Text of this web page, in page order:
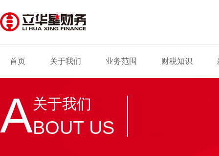
首页 关于我们 业务范围 财税知识
A关于我们
BOUT US